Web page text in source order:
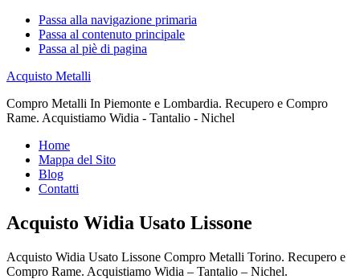
Passa alla navigazione primaria
Passa al contenuto principale
Passa al piè di pagina
Acquisto Metalli
Compro Metalli In Piemonte e Lombardia. Recupero e Compro
Rame. Acquistiamo Widia - Tantalio - Nichel
Home
Mappa del Sito
Blog
Contatti
Acquisto Widia Usato Lissone
Acquisto Widia Usato Lissone Compro Metalli Torino. Recupero e
Compro Rame. Acquistiamo Widia – Tantalio – Nichel.